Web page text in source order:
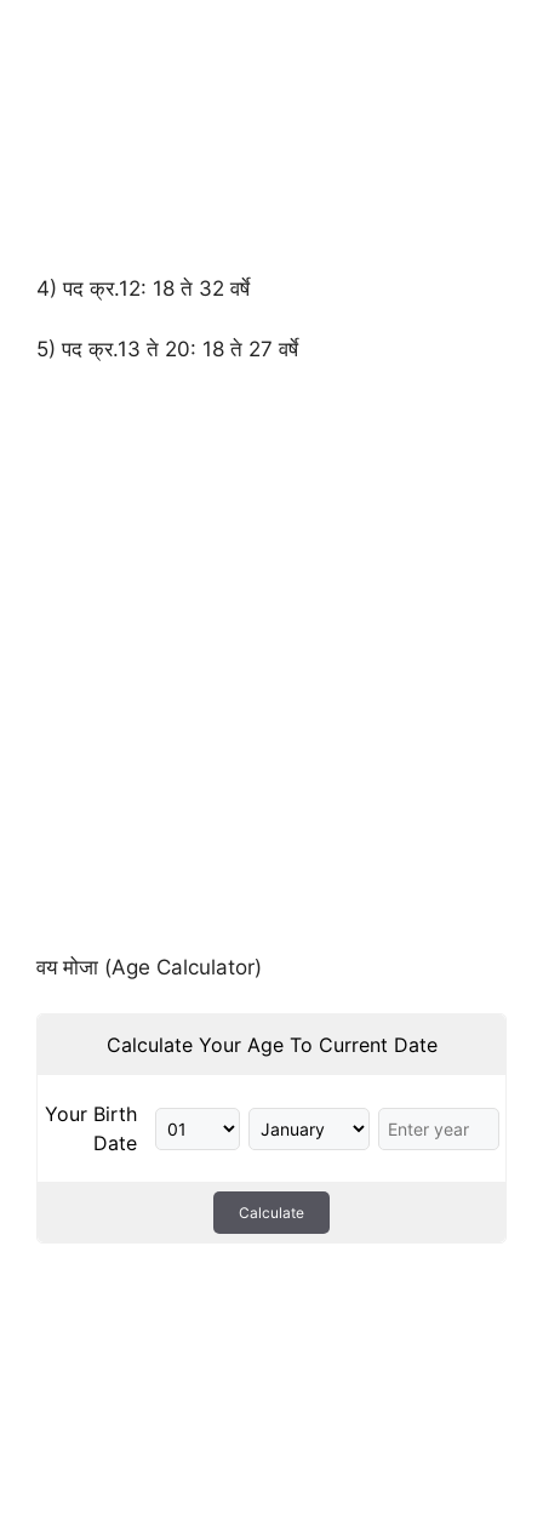
4) पद क्र.12: 18 ते 32 वर्षे
5) पद क्र.13 ते 20: 18 ते 27 वर्षे
वय मोजा (Age Calculator)
Calculate Your Age To Current Date
Your Birth
Date
Calculate